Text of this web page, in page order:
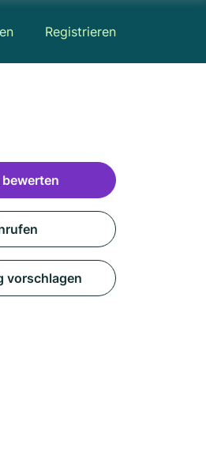
Registrieren
bewerten
vorschlagen